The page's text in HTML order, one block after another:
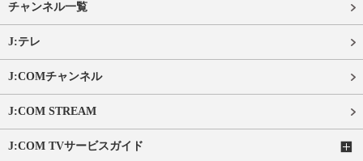
チャンネル一覧
J:テレ
J:COMチャンネル
J:COM STREAM
J:COM TVサービスガイド